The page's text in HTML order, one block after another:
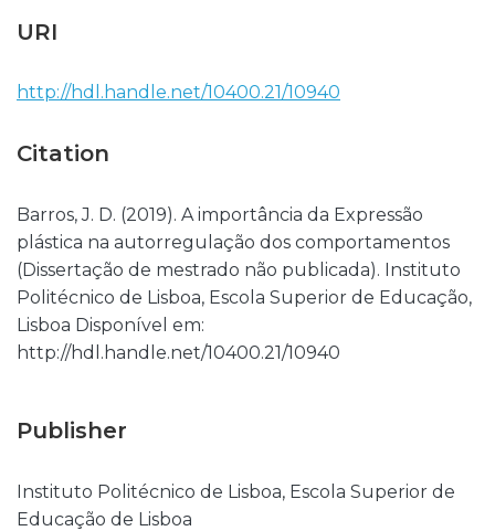
URI
http://hdl.handle.net/10400.21/10940
Citation
Barros, J. D. (2019). A importância da Expressão
plástica na autorregulação dos comportamentos
(Dissertação de mestrado não publicada). Instituto
Politécnico de Lisboa, Escola Superior de Educação,
Lisboa Disponível em:
http://hdl.handle.net/10400.21/10940
Publisher
Instituto Politécnico de Lisboa, Escola Superior de
Educação de Lisboa